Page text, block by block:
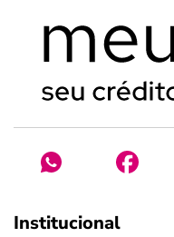
Institucional